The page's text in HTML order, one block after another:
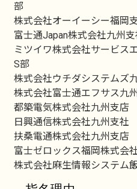
部
株式会社オーイーシー福岡
富士通Japan株式会社九州支
ミツイワ株式会社サービス
S部
株式会社ウチダシステムズ
株式会社富士通エフサス九
都築電気株式会社九州支店
日興通信株式会社九州支社
扶桑電通株式会社九州支店
富士ゼロックス福岡株式会
株式会社麻生情報システム